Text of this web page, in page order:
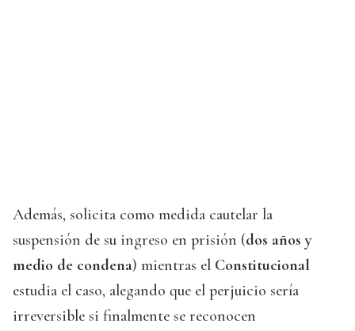
Además, solicita como medida cautelar la
suspensión de su ingreso en prisión (dos años y
medio de condena) mientras el Constitucional
estudia el caso, alegando que el perjuicio sería
irreversible si finalmente se reconocen